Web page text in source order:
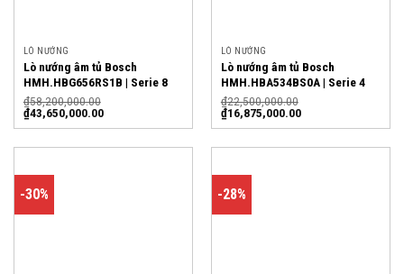
LÒ NƯỚNG
Lò nướng âm tủ Bosch
HMH.HBG656RS1B | Serie 8
₫58,200,000.00
₫43,650,000.00
LÒ NƯỚNG
Lò nướng âm tủ Bosch
HMH.HBA534BS0A | Serie 4
₫22,500,000.00
₫16,875,000.00
-30% -28%